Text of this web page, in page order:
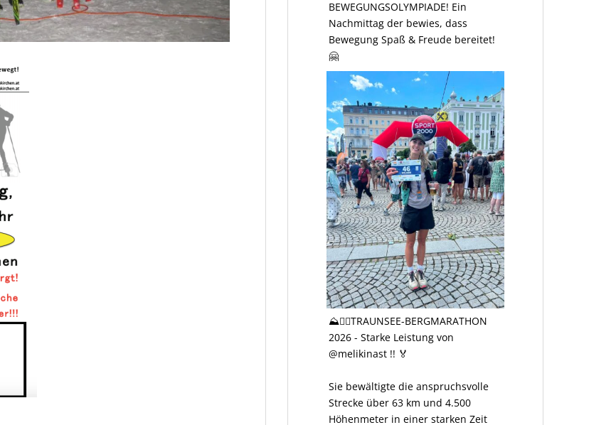
BEWEGUNGSOLYMPIADE! Ein
Nachmittag der bewies, dass
Bewegung Spaß & Freude bereitet!
🤗
⛰️🏃‍♀️TRAUNSEE-BERGMARATHON
2026 - Starke Leistung von
@melikinast !! 🏅
Sie bewältigte die anspruchsvolle
Strecke über 63 km und 4.500
Höhenmeter in einer starken Zeit